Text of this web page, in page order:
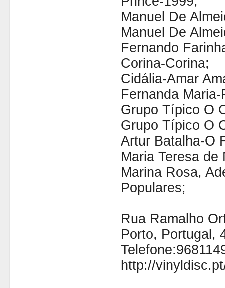
Manuel De
Manuel De
Fernando
Corina-Corina;
Cidália-Amar
Fernanda
Grupo Típico O
Grupo Típico O
Artur Batalha-O
Maria Teresa de
Marina Rosa,
Populares;
Rua Ramalho
Porto, Portugal,
http://